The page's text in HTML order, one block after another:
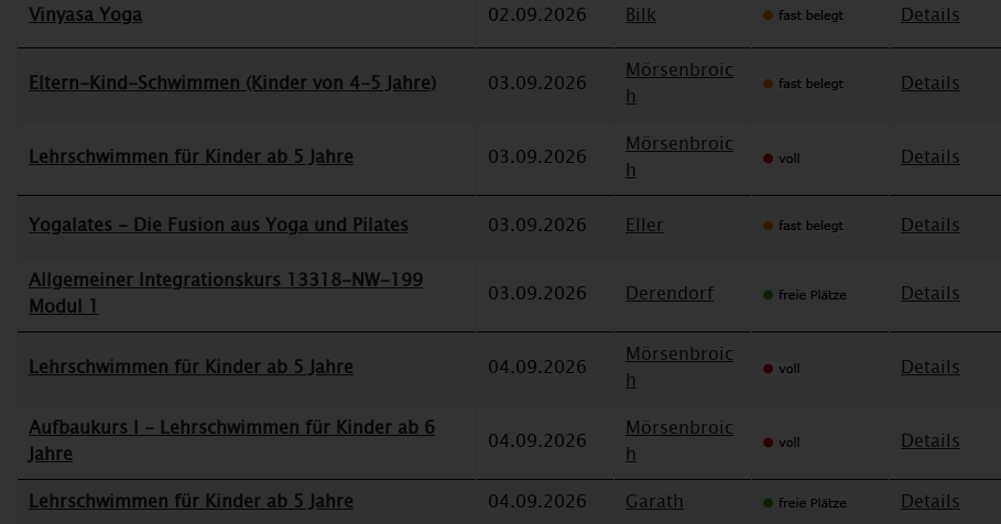
Vinyasa Yoga 02.09.2026 Bilk Details
Eltern-Kind-Schwimmen (Kinder von 4-5 Jahre) 03.09.2026
Mörsenbroic
h
Details
Lehrschwimmen für Kinder ab 5 Jahre 03.09.2026
Mörsenbroic
h
Details
Yogalates - Die Fusion aus Yoga und Pilates 03.09.2026 Eller Details
Allgemeiner Integrationskurs 13318-NW-199
Modul 1
03.09.2026 Derendorf Details
Lehrschwimmen für Kinder ab 5 Jahre 04.09.2026
Mörsenbroic
h
Details
Aufbaukurs I - Lehrschwimmen für Kinder ab 6
Jahre
04.09.2026
Mörsenbroic
h
Details
Lehrschwimmen für Kinder ab 5 Jahre 04.09.2026 Garath Details